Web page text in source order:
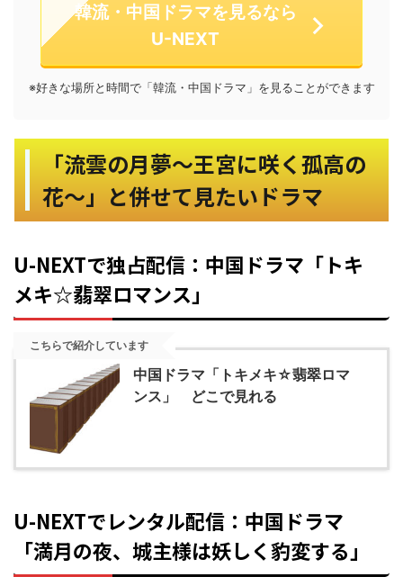
韓流・中国ドラマを見るなら
U-NEXT
※好きな場所と時間で「韓流・中国ドラマ」を見ることができます
「流雲の月夢～王宮に咲く孤高の
花～」と併せて見たいドラマ
U-NEXTで独占配信：中国ドラマ「トキ
メキ☆翡翠ロマンス」
こちらで紹介しています
中国ドラマ「トキメキ☆翡翠ロマ
ンス」 どこで見れる
U-NEXTでレンタル配信：中国ドラマ
「満月の夜、城主様は妖しく豹変する」